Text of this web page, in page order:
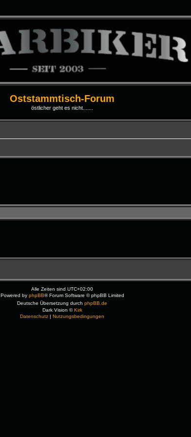
Oststammtisch-Forum
östlicher geht es nicht.......
Alle Zeiten sindUTC+02:00
Powered by phpBB® Forum Software © phpBB Limited
Deutsche Übersetzung durchphpBB.de
Dark Vision ©Kirk
Datenschutz |Nutzungsbedingungen